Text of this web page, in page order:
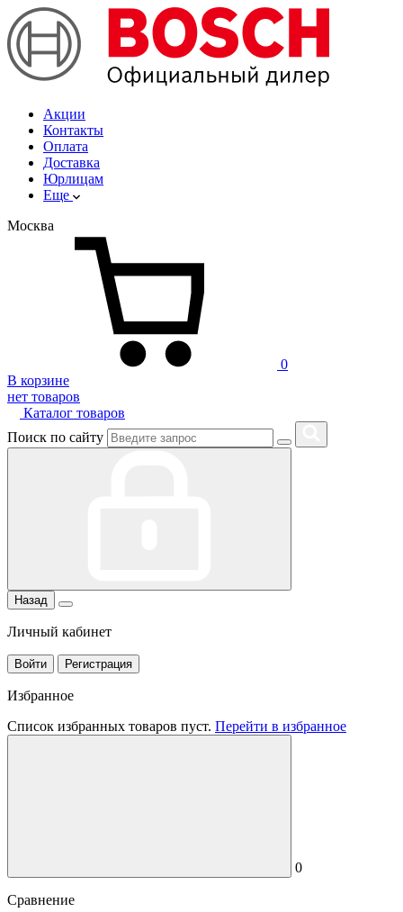
Акции
Контакты
Оплата
Доставка
Юрлицам
Еще
Москва
0
В корзине
нет товаров
Каталог товаров
Поиск по сайту
Назад
Личный кабинет
Войти Регистрация
Избранное
Список избранных товаров пуст. Перейти в избранное
0
Сравнение